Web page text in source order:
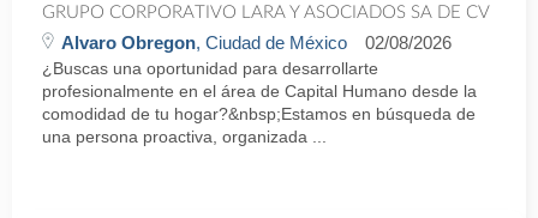
GRUPO CORPORATIVO LARA Y ASOCIADOS SA DE CV
Alvaro Obregon, Ciudad de México 02/08/2026
¿Buscas una oportunidad para desarrollarte
profesionalmente en el área de Capital Humano desde la
comodidad de tu hogar?&nbsp;Estamos en búsqueda de
una persona proactiva, organizada ...